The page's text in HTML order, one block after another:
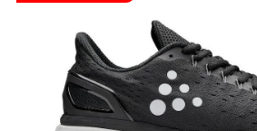
DOPLŇKY
DÁRKOVÉ POUKAZY
VELIKOSTNÍ TABULKY